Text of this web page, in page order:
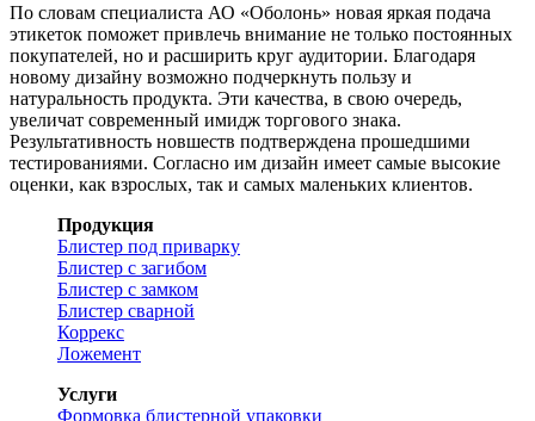
По словам специалиста АО «Оболонь» новая яркая подача
этикеток поможет привлечь внимание не только постоянных
покупателей, но и расширить круг аудитории. Благодаря
новому дизайну возможно подчеркнуть пользу и
натуральность продукта. Эти качества, в свою очередь,
увеличат современный имидж торгового знака.
Результативность новшеств подтверждена прошедшими
тестированиями. Согласно им дизайн имеет самые высокие
оценки, как взрослых, так и самых маленьких клиентов.
Продукция
Блистер под приварку
Блистер с загибом
Блистер с замком
Блистер сварной
Коррекс
Ложемент
Услуги
Формовка блистерной упаковки